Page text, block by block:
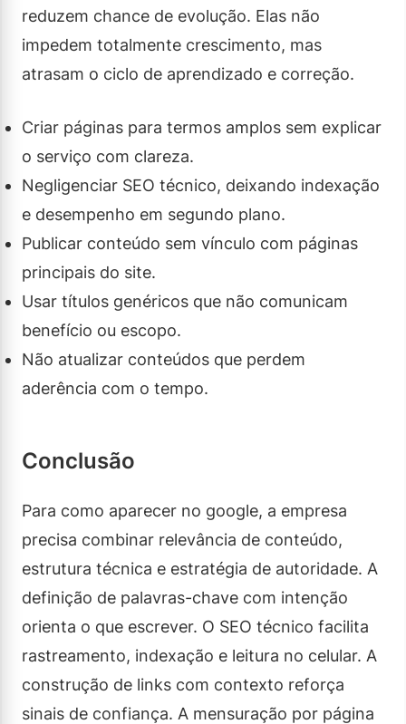
reduzem chance de evolução. Elas não
impedem totalmente crescimento, mas
atrasam o ciclo de aprendizado e correção.
Criar páginas para termos amplos sem explicar
o serviço com clareza.
Negligenciar SEO técnico, deixando indexação
e desempenho em segundo plano.
Publicar conteúdo sem vínculo com páginas
principais do site.
Usar títulos genéricos que não comunicam
benefício ou escopo.
Não atualizar conteúdos que perdem
aderência com o tempo.
Conclusão
Para como aparecer no google, a empresa
precisa combinar relevância de conteúdo,
estrutura técnica e estratégia de autoridade. A
definição de palavras-chave com intenção
orienta o que escrever. O SEO técnico facilita
rastreamento, indexação e leitura no celular. A
construção de links com contexto reforça
sinais de confiança. A mensuração por página